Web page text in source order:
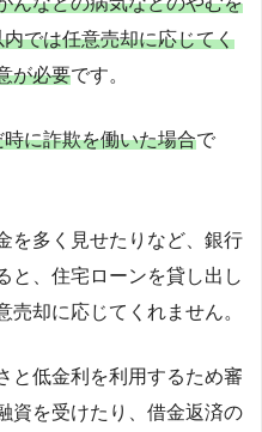
では任意売却に応じてく
が必要です。
に詐欺を働いた場合で
を多く見せたりなど、銀行
と、住宅ローンを貸し出し
却に応じてくれません。
と低金利を利用するため審
資を受けたり、借金返済の